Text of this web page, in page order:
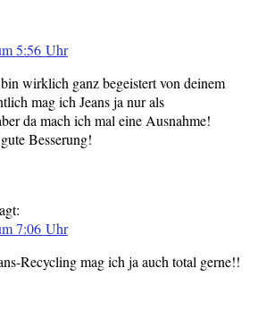
5:56 Uhr
wirklich ganz begeistert von deinem
mag ich Jeans ja nur als
da mach ich mal eine Ausnahme!
Besserung!
7:06 Uhr
Recycling mag ich ja auch total gerne!!